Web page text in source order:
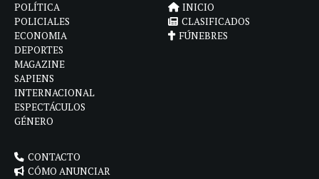
POLÍTICA
POLICIALES
ECONOMIA
DEPORTES
MAGAZINE
SAPIENS
INTERNACIONAL
ESPECTÁCULOS
GÉNERO
INICIO
CLASIFICADOS
FÚNEBRES
CONTACTO
CÓMO ANUNCIAR